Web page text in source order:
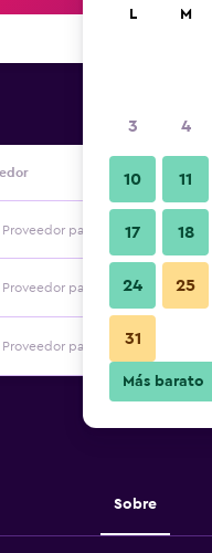
Proveedor para Tuchtlán
Proveedor para Tuchtlán
Proveedor para Tuchtlán
Sobre
L M
3 4
10 11
17 18
24 25
31
Más barato